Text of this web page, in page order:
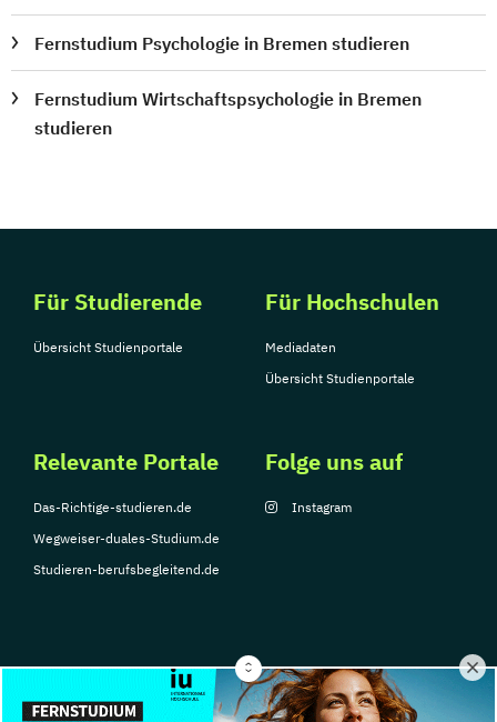
Fernstudium Psychologie in Bremen studieren
Fernstudium Wirtschaftspsychologie in Bremen
studieren
Für Studierende
Übersicht Studienportale
Für Hochschulen
Mediadaten
Übersicht Studienportale
Relevante Portale
Das-Richtige-studieren.de
Wegweiser-duales-Studium.de
Studieren-berufsbegleitend.de
Folge uns auf
Instagram
© Copyright 2026, TarGroup Media GmbH